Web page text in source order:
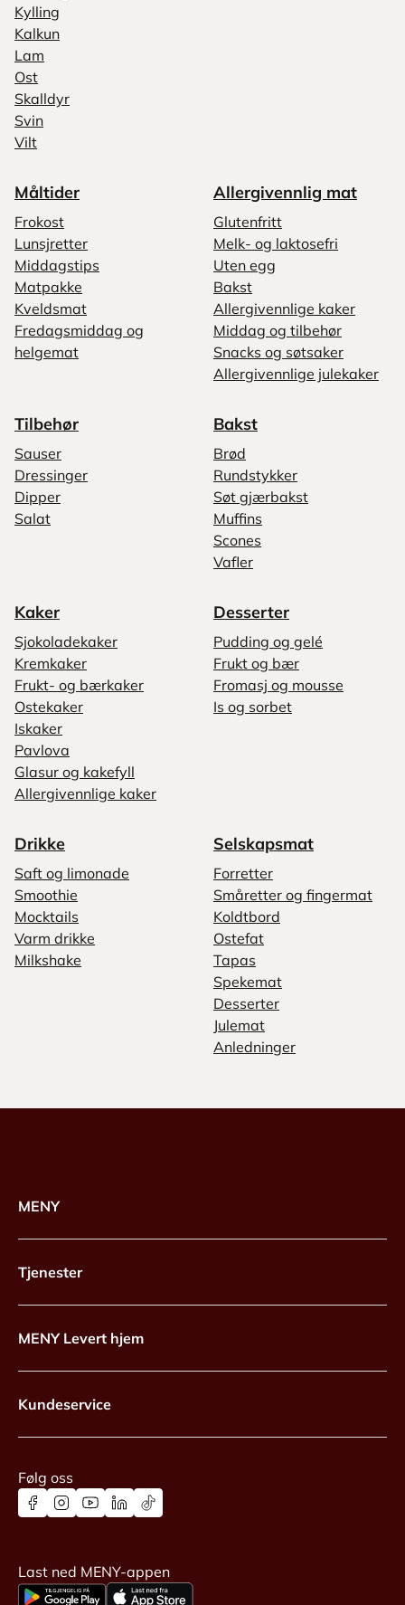
Kylling
Kalkun
Lam
Ost
Skalldyr
Svin
Vilt
Måltider
Frokost
Lunsjretter
Middagstips
Matpakke
Kveldsmat
Fredagsmiddag og
helgemat
Allergivennlig mat
Glutenfritt
Melk- og laktosefri
Uten egg
Bakst
Allergivennlige kaker
Middag og tilbehør
Snacks og søtsaker
Allergivennlige julekaker
Tilbehør
Sauser
Dressinger
Dipper
Salat
Bakst
Brød
Rundstykker
Søt gjærbakst
Muffins
Scones
Vafler
Kaker
Sjokoladekaker
Kremkaker
Frukt- og bærkaker
Ostekaker
Iskaker
Pavlova
Glasur og kakefyll
Allergivennlige kaker
Desserter
Pudding og gelé
Frukt og bær
Fromasj og mousse
Is og sorbet
Drikke
Saft og limonade
Smoothie
Mocktails
Varm drikke
Milkshake
Selskapsmat
Forretter
Småretter og fingermat
Koldtbord
Ostefat
Tapas
Spekemat
Desserter
Julemat
Anledninger
MENY
Tjenester
MENY Levert hjem
Kundeservice
Følg oss
Last ned MENY-appen